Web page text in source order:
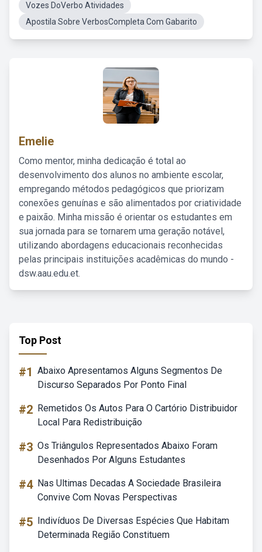
Vozes DoVerbo Atividades
Apostila Sobre VerbosCompleta Com Gabarito
Emelie
Como mentor, minha dedicação é total ao
desenvolvimento dos alunos no ambiente escolar,
empregando métodos pedagógicos que priorizam
conexões genuínas e são alimentados por criatividade
e paixão. Minha missão é orientar os estudantes em
sua jornada para se tornarem uma geração notável,
utilizando abordagens educacionais reconhecidas
pelas principais instituições acadêmicas do mundo -
dsw.aau.edu.et.
Top Post
#1 Abaixo Apresentamos Alguns Segmentos De
Discurso Separados Por Ponto Final
#2 Remetidos Os Autos Para O Cartório Distribuidor
Local Para Redistribuição
#3 Os Triângulos Representados Abaixo Foram
Desenhados Por Alguns Estudantes
#4 Nas Ultimas Decadas A Sociedade Brasileira
Convive Com Novas Perspectivas
#5 Indivíduos De Diversas Espécies Que Habitam
Determinada Região Constituem